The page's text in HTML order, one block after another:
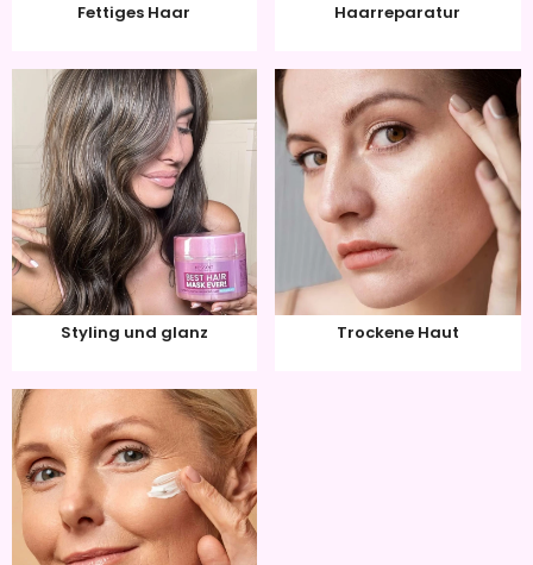
Fettiges Haar Haarreparatur
Styling und glanz Trockene Haut